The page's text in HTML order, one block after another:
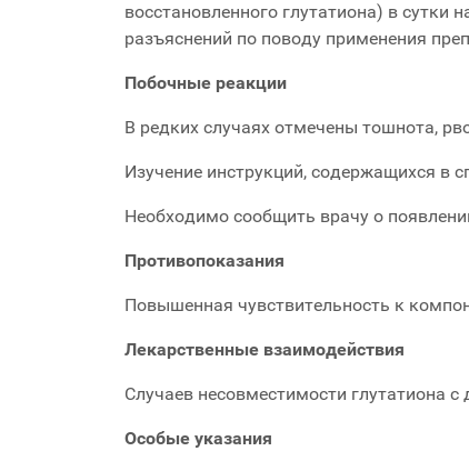
восстановленного глутатиона) в
разъяснений по поводу применения
Побочные реакции
В редких случаях отмечены тошнота,
Изучение инструкций, содержащихся в
Необходимо сообщить врачу о
Противопоказания
Повышенная чувствительность к
Лекарственные взаимодействия
Случаев несовместимости глутатиона
Особые указания